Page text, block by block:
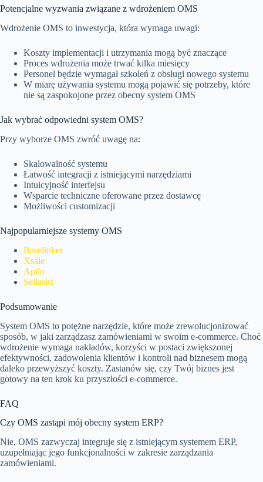
Potencjalne wyzwania związane z wdrożeniem OMS
Wdrożenie OMS to inwestycja, która wymaga uwagi:
Koszty implementacji i utrzymania mogą być znaczące
Proces wdrożenia może trwać kilka miesięcy
Personel będzie wymagał szkoleń z obsługi nowego systemu
W miarę używania systemu mogą pojawić się potrzeby, które
nie są zaspokojone przez obecny system OMS
Jak wybrać odpowiedni system OMS?
Przy wyborze OMS zwróć uwagę na:
Skalowalność systemu
Łatwość integracji z istniejącymi narzędziami
Intuicyjność interfejsu
Wsparcie techniczne oferowane przez dostawcę
Możliwości customizacji
Najpopularniejsze systemy OMS
Baselinker
Xsale
Apilo
Sellasist
Podsumowanie
System OMS to potężne narzędzie, które może zrewolucjonizować
sposób, w jaki zarządzasz zamówieniami w swoim e-commerce. Choć
wdrożenie wymaga nakładów, korzyści w postaci zwiększonej
efektywności, zadowolenia klientów i kontroli nad biznesem mogą
daleko przewyższyć koszty. Zastanów się, czy Twój biznes jest
gotowy na ten krok ku przyszłości e-commerce.
FAQ
Czy OMS zastąpi mój obecny system ERP?
Nie, OMS zazwyczaj integruje się z istniejącym systemem ERP,
uzupełniając jego funkcjonalności w zakresie zarządzania
zamówieniami.